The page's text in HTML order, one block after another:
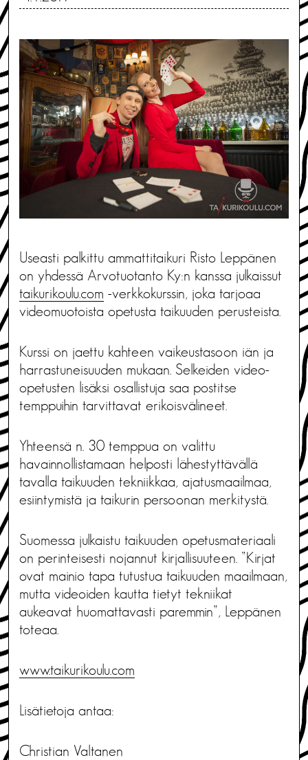
Useasti palkittu ammattitaikuri Risto Leppänen
on yhdessä Arvotuotanto Ky:n kanssa julkaissut
taikurikoulu.com -verkkokurssin, joka tarjoaa
videomuotoista opetusta taikuuden perusteista.
Kurssi on jaettu kahteen vaikeustasoon iän ja
harrastuneisuuden mukaan. Selkeiden video-
opetusten lisäksi osallistuja saa postitse
temppuihin tarvittavat erikoisvälineet.
Yhteensä n. 30 temppua on valittu
havainnollistamaan helposti lähestyttävällä
tavalla taikuuden tekniikkaa, ajatusmaailmaa,
esiintymistä ja taikurin persoonan merkitystä.
Suomessa julkaistu taikuuden opetusmateriaali
on perinteisesti nojannut kirjallisuuteen. ”Kirjat
ovat mainio tapa tutustua taikuuden maailmaan,
mutta videoiden kautta tietyt tekniikat
aukeavat huomattavasti paremmin”, Leppänen
toteaa.
www.taikurikoulu.com
Lisätietoja antaa:
Christian Valtanen